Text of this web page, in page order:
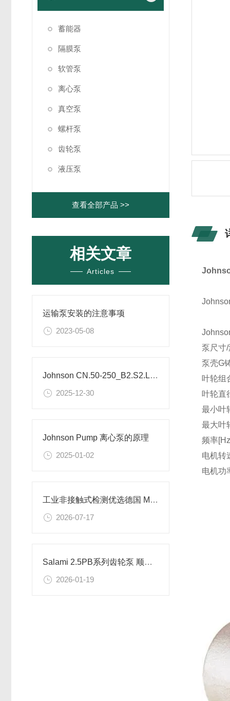
蓄能器
隔膜泵
软管泵
离心泵
真空泵
螺杆泵
齿轮泵
液压泵
查看全部产品 >>
相关文章
Articles
运输泵安装的注意事项
2023-05-08
Johnson CN.50-250_B2.S2.L1 型裸轴离心泵技术解析
2025-12-30
Johnson Pump 离心泵的原理
2025-01-02
工业非接触式检测优选德国 Microsonic 威声传感器方案
2026-07-17
Salami 2.5PB系列齿轮泵 顺时针旋转的工作原理和性能优点
2026-01-19
泵尺寸
泵壳G
叶轮组
叶轮直
最小叶
最大叶
频率
电机转
电机功